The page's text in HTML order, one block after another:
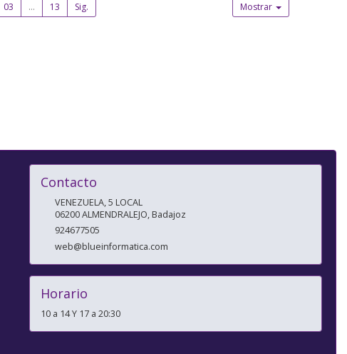
03 ... 13 Sig. Mostrar
Contacto
VENEZUELA, 5 LOCAL
06200ALMENDRALEJO,Badajoz
924677505
web@blueinformatica.com
Horario
10 a 14 Y 17 a 20:30